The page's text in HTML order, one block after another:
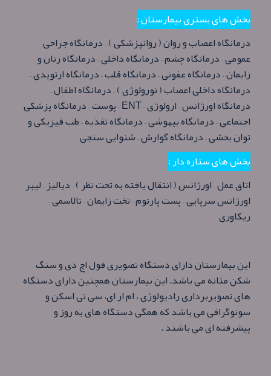
بخش های بستری بیمارستان :
درمانگاه اعصاب و روان ( روانپزشكی ) – درمانگاه جراحی
عمومی – درمانگاه چشم – درمانگاه داخلی – درمانگاه زنان و
زایمان – درمانگاه عفونی – درمانگاه قلب – درمانگاه ارتوپدی –
درمانگاه داخلی اعصاب ( نورولوژی ) – درمانگاه اطفال –
درمانگاه اورژانس – ارولوژی – ENT – پوست – درمانگاه پزشكی
اجتماعی – درمانگاه بیهوشی – درمانگاه تغذیه – طب فیزیكی و
توان بخشی – درمانگاه گوارش – شنوایی سنجی
بخش های ستاره دار :
اتاق عمل – اورژانس ( انتقال یافته به تحت نظر ) – دیالیز – لیبر –
اورژانس سرپایی – پست پارتوم – تخت زایمان – تالاسمی –
ریكاوری
این بیمارستان دارای دستگاه تصویری فول اچ دی و سنگ
شکن مثانه می باشد. این بیمارستان همچنین دارای دستگاه
های تصویربرداری رادیولوژی ، ام ار ای، سی تی اسکن و
سونوگرافی می باشد که همگی دستگاه های به روز و
پیشرفته ای می باشند .